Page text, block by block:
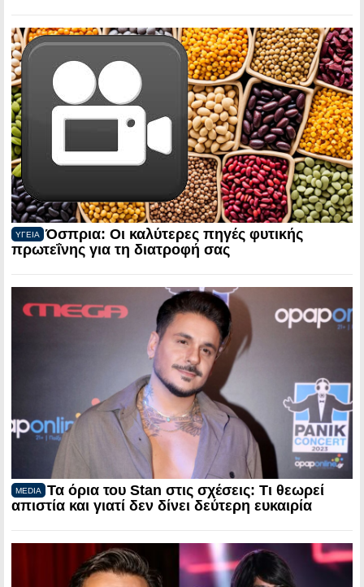
ΥΓΕΙΑ
Όσπρια: Οι καλύτερες πηγές φυτικής
πρωτεΐνης για τη διατροφή σας
MEDIA
Τα όρια του Stan στις σχέσεις: Τι θεωρεί
απιστία και γιατί δεν δίνει δεύτερη ευκαιρία